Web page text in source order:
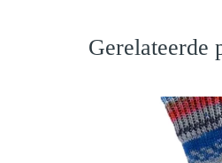
Gerelateerde